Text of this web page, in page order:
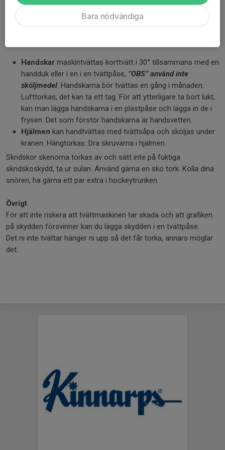
hängtorkas. Skydden bör tvättas en gång i månaden. Är
skydden i olika färger tvättar ni de var för sig. RBK skydd tål
Handskar maskintvättas korttvätt i 30° tillsammans med en
handduk eller i en i en tvättpåse, ’’OBS’’ använd inte
sköljmedel. Handskarna bör tvättas en gång i månaden.
Lufttorkas, det kan ta ett tag. För att ytterligare ta bort lukt,
kan man lägga handskarna i en plastpåse och lägga in de i
frysen. Det som förstör handskarna är handsvetten.
Hjälmen kan handtvättas med tvättsåpa och sköljas under
kranen. Hängtorkas. Dra skruvarna i hjälmen.
Skridskor skenorna torkas av och sätt inte på fuktiga
skridskoskydd, ta ur sulan. Använd gärna en sko tork. Kolla dina
snören, ha gärna ett par extra i hockeytrunken.
Övrigt
För att inte riskera att tvättmaskinen tar skada och att grafiken
på skydden försvinner kan du lägga skydden i en tvättpåse.
Det ni inte tvättar hänger ni upp så det får torka, annars möglar
det.
Bara nödvändiga